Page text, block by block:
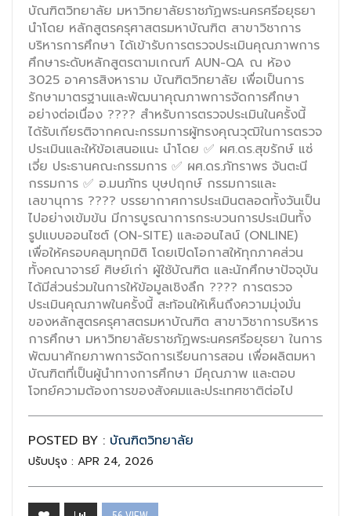
บัณฑิตวิทยาลัย มหาวิทยาลัยราชภัฏพระนครศรีอยุธยา
นำโดย หลักสูตรครุศาสตรมหาบัณฑิต สาขาวิชาการ
บริหารการศึกษา ได้เข้ารับการตรวจประเมินคุณภาพการ
ศึกษาระดับหลักสูตรตามเกณฑ์ AUN-QA ณ ห้อง
3025 อาคารสิงหาราม บัณฑิตวิทยาลัย เพื่อเป็นการ
รักษามาตรฐานและพัฒนาคุณภาพการจัดการศึกษา
อย่างต่อเนื่อง ???? สำหรับการตรวจประเมินในครั้งนี้
ได้รับเกียรติจากคณะกรรมการผู้ทรงคุณวุฒิในการตรวจ
ประเมินและให้ข้อเสนอแนะ นำโดย ✅ ผศ.ดร.สุขรักษ์ แซ่
เจี่ย ประธานคณะกรรมการ ✅ ผศ.ดร.ภัทราพร จันตะนี
กรรมการ ✅ อ.มนภัทร บุษปฤกษ์ กรรมการและ
เลขานุการ ???? บรรยากาศการประเมินตลอดทั้งวันเป็น
ไปอย่างเข้มข้น มีการบูรณาการกระบวนการประเมินทั้ง
รูปแบบออนไซต์ (ON-SITE) และออนไลน์ (ONLINE)
เพื่อให้ครอบคลุมทุกมิติ โดยเปิดโอกาสให้ทุกภาคส่วน
ทั้งคณาจารย์ ศิษย์เก่า ผู้ใช้บัณฑิต และนักศึกษาปัจจุบัน
ได้มีส่วนร่วมในการให้ข้อมูลเชิงลึก ???? การตรวจ
ประเมินคุณภาพในครั้งนี้ สะท้อนให้เห็นถึงความมุ่งมั่น
ของหลักสูตรครุศาสตรมหาบัณฑิต สาขาวิชาการบริหาร
การศึกษา มหาวิทยาลัยราชภัฏพระนครศรีอยุธยา ในการ
พัฒนาศักยภาพการจัดการเรียนการสอน เพื่อผลิตมหา
บัณฑิตที่เป็นผู้นำทางการศึกษา มีคุณภาพ และตอบ
โจทย์ความต้องการของสังคมและประเทศชาติต่อไป
POSTED BY : บัณฑิตวิทยาลัย
ปรับปรุง : APR 24, 2026